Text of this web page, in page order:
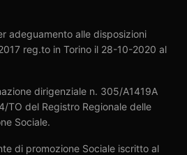
adeguamento alle disposizioni
reg.to in Torino il 28-10-2020 al
dirigenziale n. 305/A1419A
TO del Registro Regionale delle
Sociale.
di promozione Sociale iscritto al